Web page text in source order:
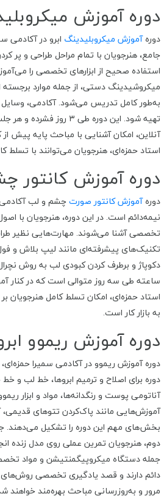
دوره آموزش
دورهآموزش میکروبلیدینگ ابرو در آکادمی
جامع، هنرجویان با تمام مراحل طراحی و پر
استفاده صحیح از ابزارهای تخصصی را
میکروشیدینگ دستی، از جمله موارد
به‌طور کامل تدریس می‌شود. آکادمی، وسایل
آنلاین، امکان آشنایی با مباحث پایه پیش
استاد حمزه‌ای، هنرجویان می‌توانند با تسلط
دوره آموزش کانتور
دورهآموزش کانتور صورتچشم و لب آکادمی
نیمه‌دائم است. در این دوره، هنرجویان با
تخصصی آشنا می‌شوند. مهارت‌هایی نظیر
تکنیک‌های پیشرفته‌ای مانند لیپ بلاش و
ساعته طی سه روز متوالی است که در کنار
استاد حمزه‌ای، امکان تسلط کامل هنرجویان
به بازار کار است.
دوره آموزش ریموو
دوره آموزش ریموو در آکادمی سمیرا
دوره برای اصلاح و ترمیم ابروها، خط لب
آناتومی پوست و رنگدانه‌ها، مواد و ابزار
آموزش‌هایی مانند پاک‌کردن تتوهای
بخش‌های مهم این دوره را تشکیل می‌دهند.
دوم، هنرجویان تمرین عملی روی مدل زنده
جمله دستگاه میکروپیگمنتیشن و مواد
دائم دارند و قصد یادگیری تخصصی روش‌های
مرور و به‌روزرسانی مباحث بهره‌مند خواهند